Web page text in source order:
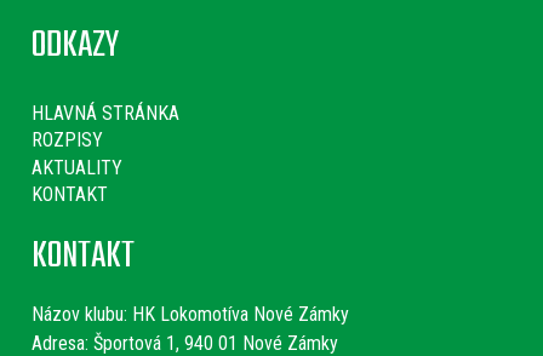
ODKAZY
HLAVNÁ STRÁNKA
ROZPISY
AKTUALITY
KONTAKT
KONTAKT
Názov klubu: HK Lokomotíva Nové Zámky
Adresa: Športová 1, 940 01 Nové Zámky